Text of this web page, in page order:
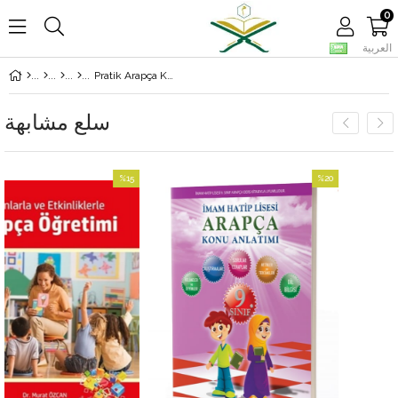
العربية
0
Pratik Arapça Konuşma Kalıpları
سلع مشابهة
%15بيع
بيع
%20بيع